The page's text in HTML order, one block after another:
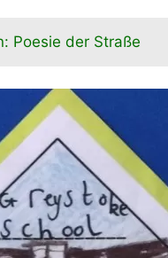
Poesie der Straße